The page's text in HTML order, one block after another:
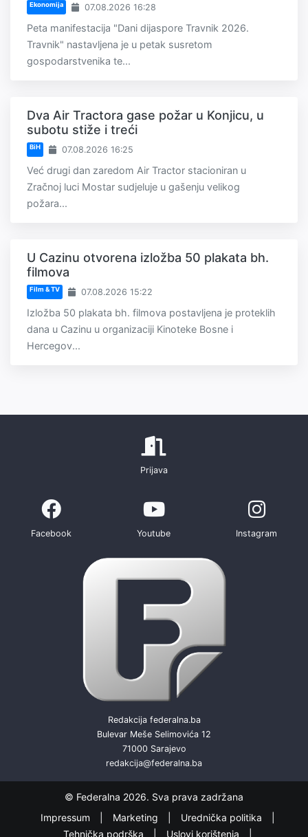
Ekonomija 07.08.2026 16:28
Peta manifestacija "Dani dijaspore Travnik 2026.
Travnik" nastavljena je u petak susretom
gospodarstvenika te...
Dva Air Tractora gase požar u Konjicu, u
subotu stiže i treći
BiH 07.08.2026 16:25
Već drugi dan zaredom Air Tractor stacioniran u
Zračnoj luci Mostar sudjeluje u gašenju velikog
požara...
U Cazinu otvorena izložba 50 plakata bh.
filmova
Film & TV 07.08.2026 15:22
Izložba 50 plakata bh. filmova postavljena je proteklih
dana u Cazinu u organizaciji Kinoteke Bosne i
Hercegov...
Prijava
Facebook Youtube Instagram
Redakcija federalna.ba
Bulevar Meše Selimovića 12
71000 Sarajevo
redakcija@federalna.ba
© Federalna 2026. Sva prava zadržana
Impressum
Marketing
Urednička politika
Tehnička podrška
Uslovi korištenja